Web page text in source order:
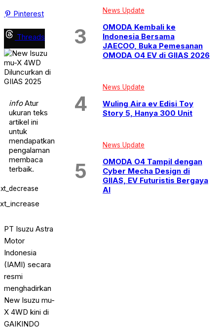
Pinterest
Threads
infoAtur
ukuran teks
artikel ini
untuk
mendapatkan
pengalaman
membaca
terbaik.
PT Isuzu Astra
Motor
Indonesia
(IAMI) secara
resmi
menghadirkan
New Isuzu mu-
X 4WD kini di
GAIKINDO
News Update
OMODA Kembali ke
Indonesia Bersama
JAECOO, Buka Pemesanan
OMODA O4 EV di GIIAS 2026
News Update
Wuling Aira ev Edisi Toy
Story 5, Hanya 300 Unit
News Update
OMODA O4 Tampil dengan
Cyber Mecha Design di
GIIAS, EV Futuristis Bergaya
AI